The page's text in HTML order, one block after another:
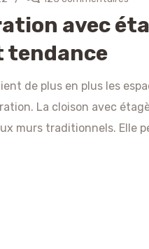
avec
tendance
de plus en plus les
La cloison avec
murs traditionnels. Elle